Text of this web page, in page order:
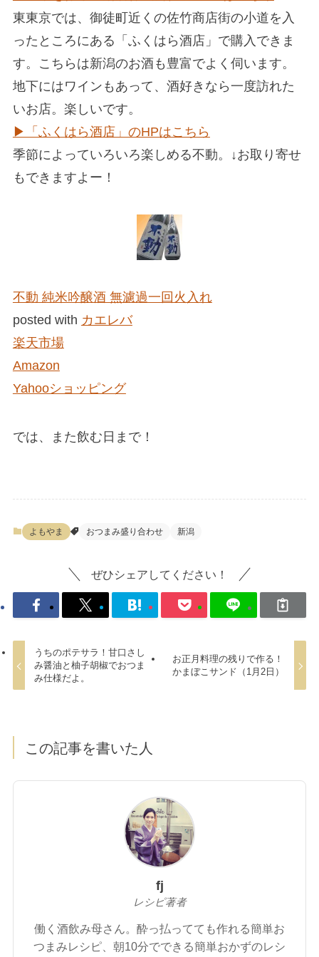
東東京では、御徒町近くの佐竹商店街の小道を入
ったところにある「ふくはら酒店」で購入できま
す。こちらは新潟のお酒も豊富でよく伺います。
地下にはワインもあって、酒好きなら一度訪れた
いお店。楽しいです。
▶︎「ふくはら酒店」のHPはこちら
季節によっていろいろ楽しめる不動。↓お取り寄せ
もできますよー！
不動 純米吟醸酒 無濾過一回火入れ
posted with カエレバ
楽天市場
Amazon
Yahooショッピング
では、また飲む日まで！
よもやま おつまみ盛り合わせ 新潟
ぜひシェアしてください！
うちのポテサラ！甘口さし
み醤油と柚子胡椒でおつま
み仕様だよ。
お正月料理の残りで作る！
かまぼこサンド（1月2日）
この記事を書いた人
fj
レシピ著者
働く酒飲み母さん。酔っ払ってても作れる簡単お
つまみレシピ、朝10分でできる簡単おかずのレシ